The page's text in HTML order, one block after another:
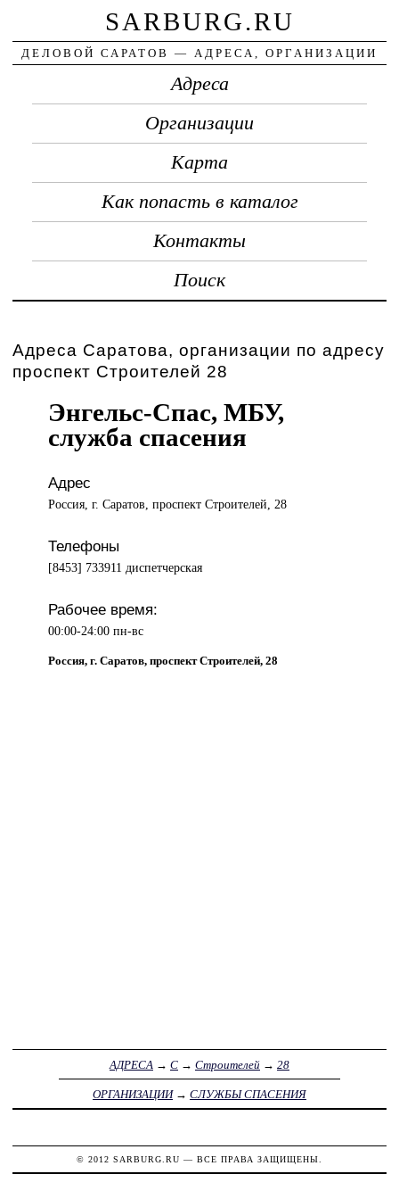
SARBURG.RU
ДЕЛОВОЙ САРАТОВ — АДРЕСА, ОРГАНИЗАЦИИ
Адреса
Организации
Карта
Как попасть в каталог
Контакты
Поиск
Адреса Саратова, организации по адресу
проспект Строителей 28
Энгельс-Спас, МБУ,
служба спасения
Адрес
Россия, г. Саратов, проспект Строителей, 28
Телефоны
[8453] 733911 диспетчерская
Рабочее время:
00:00-24:00 пн-вс
Россия, г. Саратов, проспект Строителей, 28
АДРЕСА → С → Строителей → 28
ОРГАНИЗАЦИИ→ СЛУЖБЫ СПАСЕНИЯ
© 2012 SARBURG.RU — ВСЕ ПРАВА ЗАЩИЩЕНЫ.